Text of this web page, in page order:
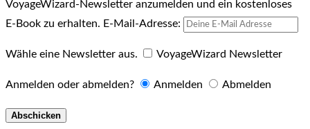
VoyageWizard-Newsletter anzumelden und ein kostenloses
E-Book zu erhalten. E-Mail-Adresse:
Wähle eine Newsletter aus. VoyageWizard Newsletter
Anmelden oder abmelden? Anmelden Abmelden